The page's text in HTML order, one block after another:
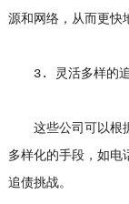
源和网络，从而更快
3. 灵活多样的追
这些公司可以根据
多样化的手段，如电
追债挑战。